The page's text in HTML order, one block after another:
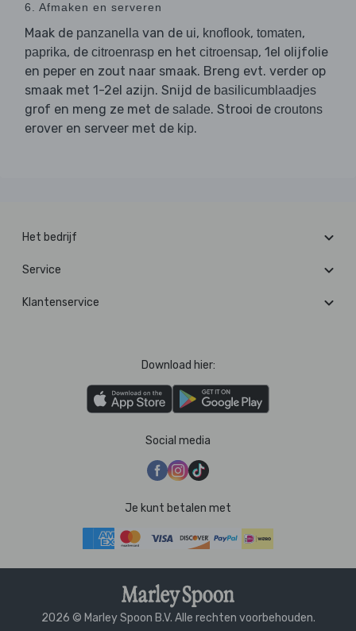
6. Afmaken en serveren
Maak de panzanella van de ui, knoflook, tomaten,
paprika, de citroenrasp en het citroensap, 1el olijfolie
en peper en zout naar smaak. Breng evt. verder op
smaak met 1-2el azijn. Snijd de basilicumblaadjes
grof en meng ze met de salade. Strooi de croutons
erover en serveer met de kip.
Het bedrijf
Service
Klantenservice
Download hier:
Social media
Je kunt betalen met
2026 © Marley Spoon B.V. Alle rechten voorbehouden.